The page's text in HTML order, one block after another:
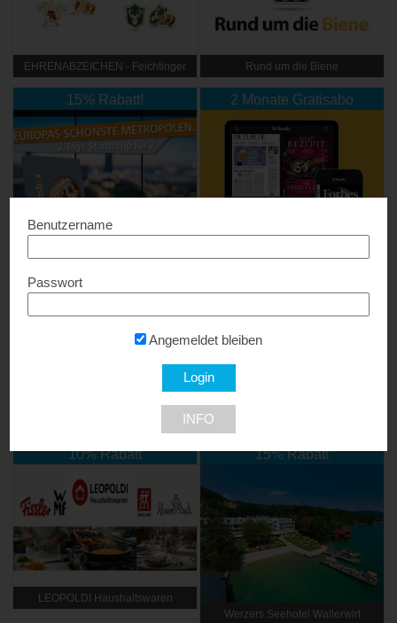
EHRENABZEICHEN - Feichtinger Rund um die Biene
15% Rabatt! 2 Monate Gratisabo
20% Rabatt
10% Rabatt
LEOPOLDI Haushaltswaren
15% Rabatt
Werzers Seehotel Wallerwirt
Benutzername
Passwort
Angemeldet bleiben
INFO